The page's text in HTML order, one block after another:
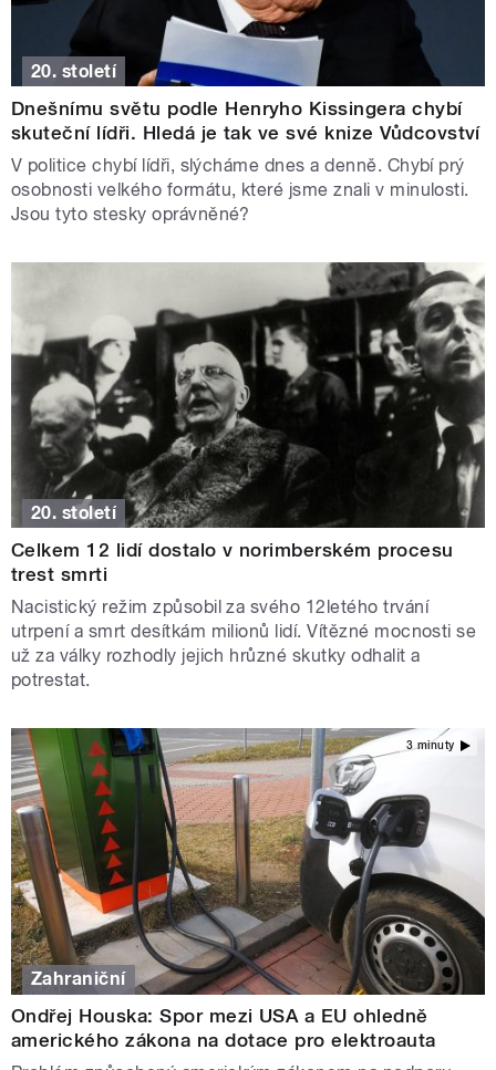
20. století
Dnešnímu světu podle Henryho Kissingera chybí
skuteční lídři. Hledá je tak ve své knize Vůdcovství
V politice chybí lídři, slýcháme dnes a denně. Chybí prý
osobnosti velkého formátu, které jsme znali v minulosti.
Jsou tyto stesky oprávněné?
20. století
Celkem 12 lidí dostalo v norimberském procesu
trest smrti
Nacistický režim způsobil za svého 12letého trvání
utrpení a smrt desítkám milionů lidí. Vítězné mocnosti se
už za války rozhodly jejich hrůzné skutky odhalit a
potrestat.
3 minuty
Zahraniční
Ondřej Houska: Spor mezi USA a EU ohledně
amerického zákona na dotace pro elektroauta